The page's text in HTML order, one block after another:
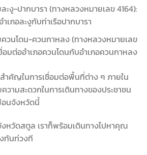
ะงู-ปากบารา (ทางหลวงหมายเลข 4164):
เภอละงูกับท่าเรือปากบารา
วนโดน-ควนกาหลง (ทางหลวงหมายเลข
อมต่ออำเภอควนโดนกับอำเภอควนกาหลง
ำคัญในการเชื่อมต่อพื้นที่ต่าง ๆ ภายใน
ามสะดวกในการเดินทางของประชาชน
อนจังหวัดนี้
หวัดสตูล เราก็พร้อมเดินทางไปหาคุณ
ทันท่วงที